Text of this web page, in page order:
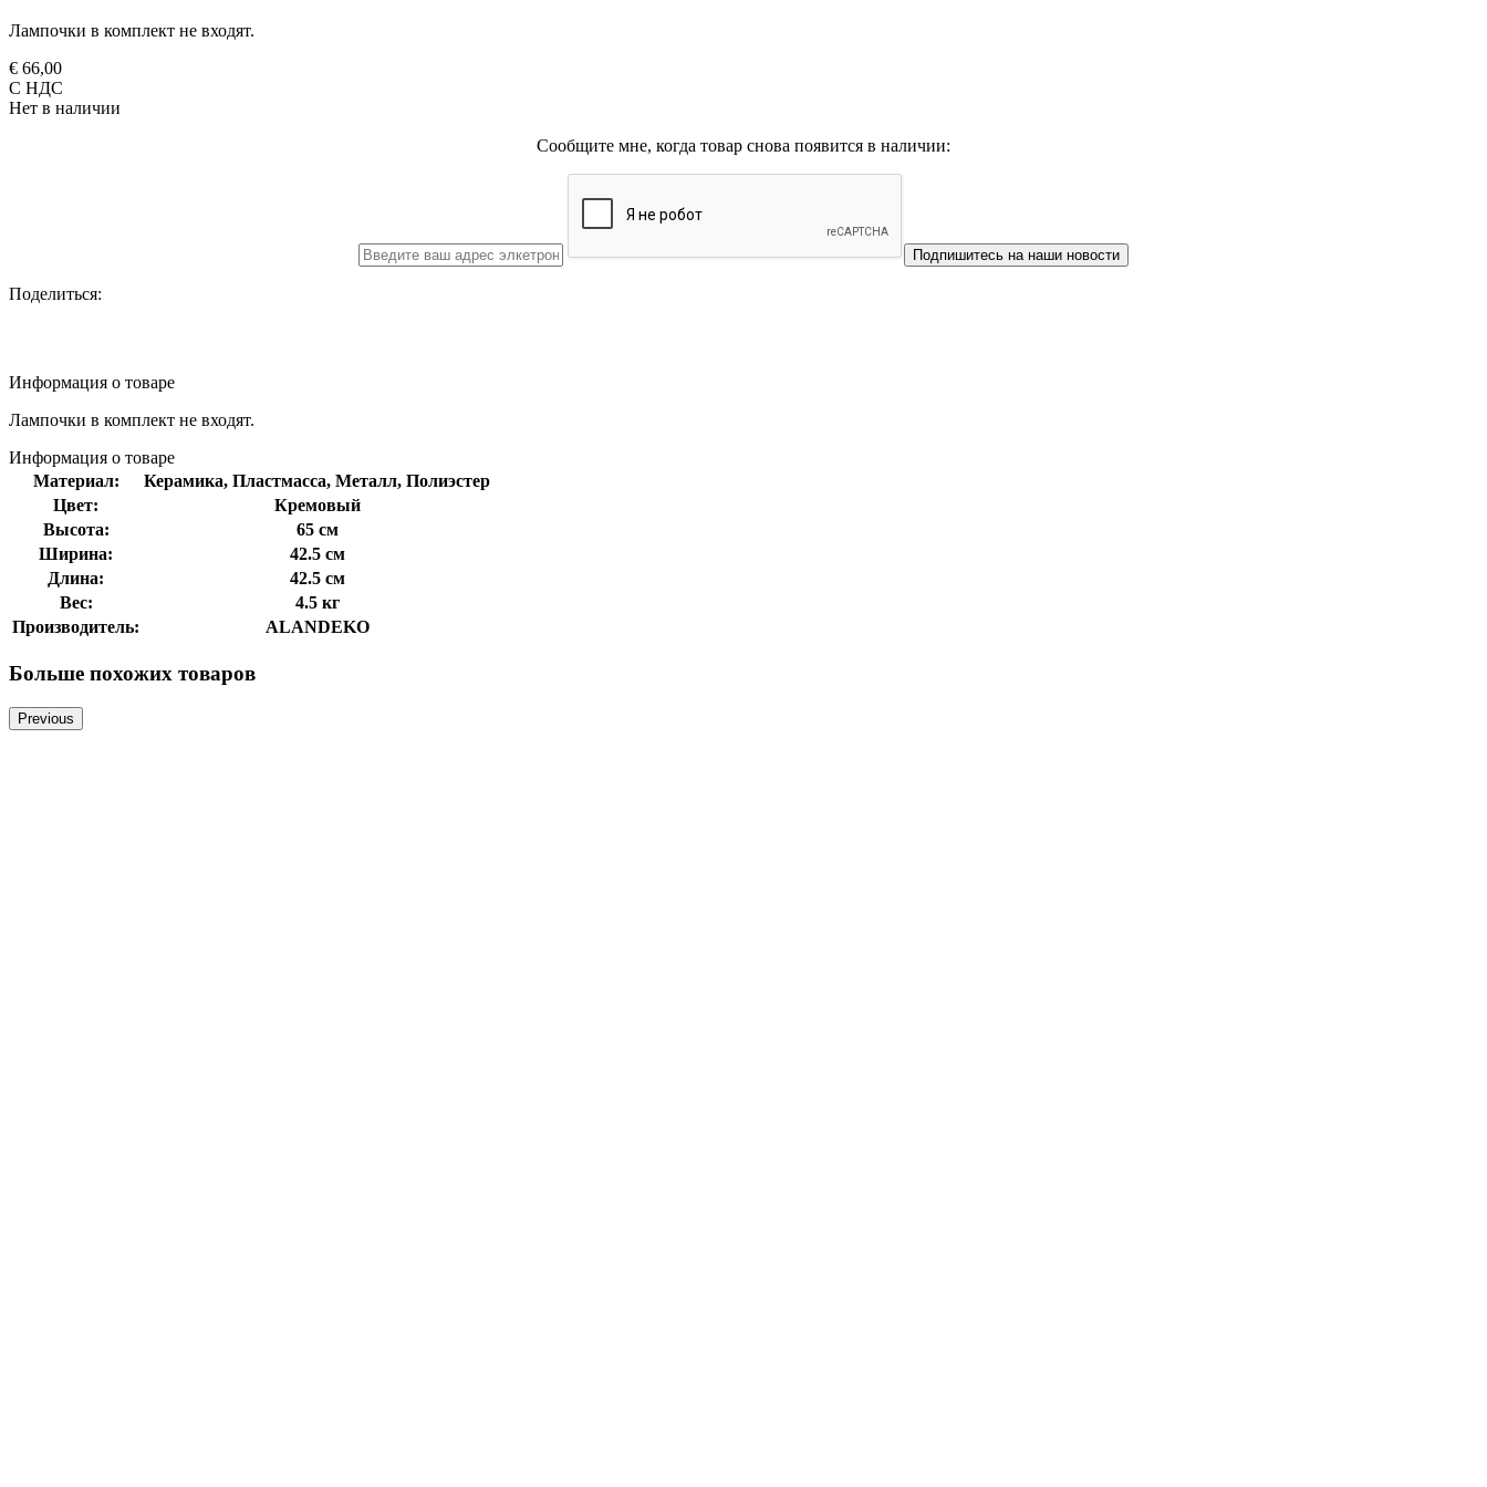
Лампочки в комплект не входят.
€ 66,00
С НДС
Нет в наличии
Сообщите мне, когда товар снова появится в наличии:
Подпишитесь на наши новости
Поделиться:
Информация о товаре
Лампочки в комплект не входят.
Информация о товаре
Материал:
Керамика, Пластмасса, Металл, Полиэстер
Цвет:
Кремовый
Высота:
65 см
Ширина:
42.5 см
Длина:
42.5 см
Вес:
4.5 кг
Производитель:
ALANDEKO
Больше похожих товаров
Previous